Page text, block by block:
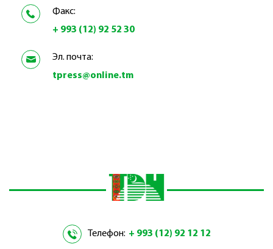
Факс:
+ 993 (12) 92 52 30
Эл. почта:
tpress@online.tm
Телефон: + 993 (12) 92 12 12